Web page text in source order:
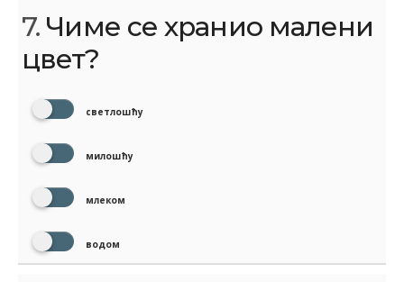
7. Чиме се хранио малени
цвет?
светлошћу
милошћу
млеком
водом